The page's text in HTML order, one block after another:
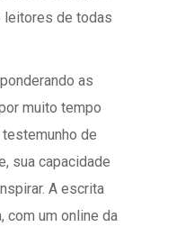
leitores de todas
as
muito tempo
de
sua capacidade
A escrita
com um online da